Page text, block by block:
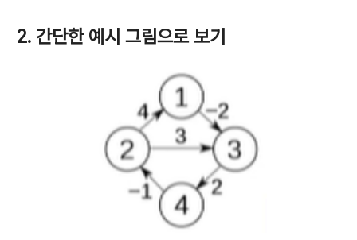
2. 간단한 예시 그림으로 보기